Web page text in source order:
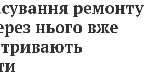
ремонту
нього вже